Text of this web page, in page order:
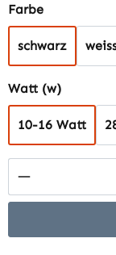
Farbeauswählen
schwarz
Watt (w)
10-16 Watt
Produkt